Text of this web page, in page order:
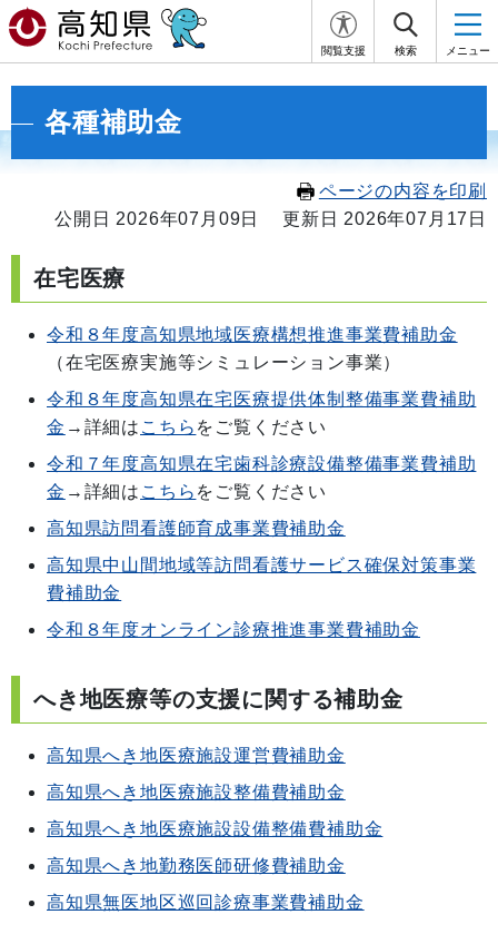
閲覧支援 検索 メニュー
各種補助金
ページの内容を印刷
公開日 2026年07月09日
更新日 2026年07月17日
在宅医療
令和８年度高知県地域医療構想推進事業費補助金
（在宅医療実施等シミュレーション事業）
令和８年度高知県在宅医療提供体制整備事業費補助
金 →詳細は こちら をご覧ください
令和７年度高知県在宅歯科診療設備整備事業費補助
金 →詳細は こちら をご覧ください
高知県訪問看護師育成事業費補助金
高知県中山間地域等訪問看護サービス確保対策事業
費補助金
令和８年度オンライン診療推進事業費補助金
へき地医療等の支援に関する補助金
高知県へき地医療施設運営費補助金
高知県へき地医療施設整備費補助金
高知県へき地医療施設設備整備費補助金
高知県へき地勤務医師研修費補助金
高知県無医地区巡回診療事業費補助金